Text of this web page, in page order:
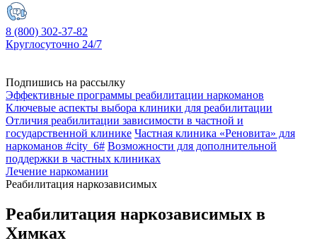
8 (800) 302-37-82
Круглосуточно 24/7
Подпишись на рассылку
Эффективные программы реабилитации наркоманов
Ключевые аспекты выбора клиники для реабилитации
Отличия реабилитации зависимости в частной и
государственной клинике Частная клиника «Реновита» для
наркоманов #city_6# Возможности для дополнительной
поддержки в частных клиниках
Лечение наркомании
Реабилитация наркозависимых
Реабилитация наркозависимых в
Химках